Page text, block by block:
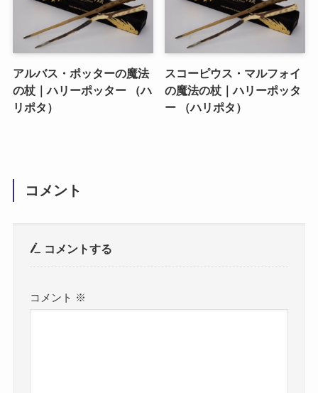
アルバス・ポッターの魔法
の杖｜ハリーポッター （ハ
リポタ）
スコーピウス・マルフォイ
の魔法の杖｜ハリーポッタ
ー （ハリポタ）
コメント
コメントする
コメント ※